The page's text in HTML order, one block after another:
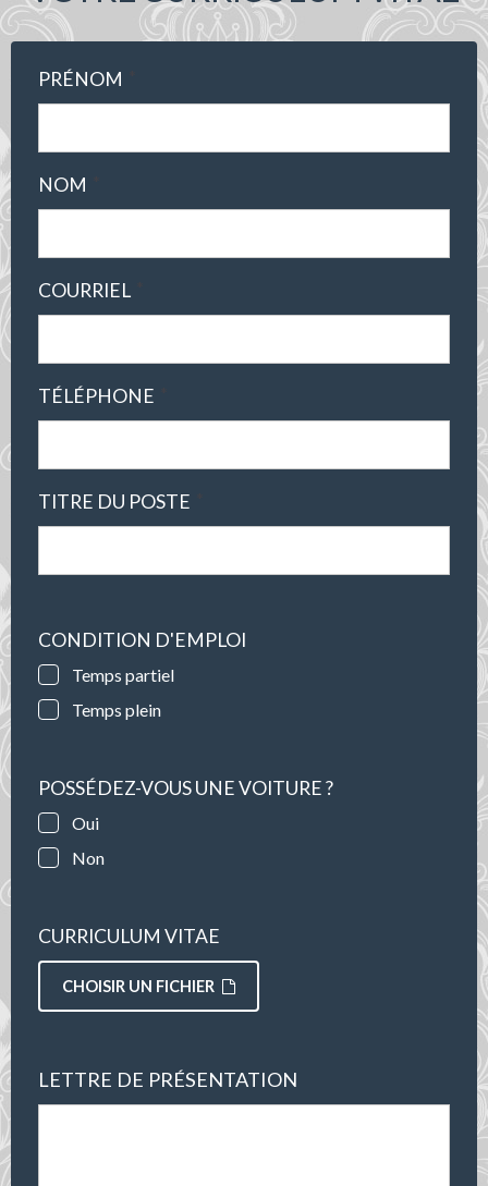
PRÉNOM
NOM
COURRIEL
TÉLÉPHONE
TITRE DU POSTE
CONDITION D'EMPLOI
Temps partiel
Temps plein
POSSÉDEZ-VOUS UNE VOITURE ?
Oui
Non
CURRICULUM VITAE
CHOISIR UN FICHIER
LETTRE DE PRÉSENTATION